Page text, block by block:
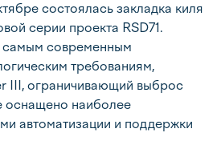
состоялась закладка киля
серии проекта RSD71.
самым современным
требованиям,
III, ограничивающий выброс
оснащено наиболее
автоматизации и поддержки